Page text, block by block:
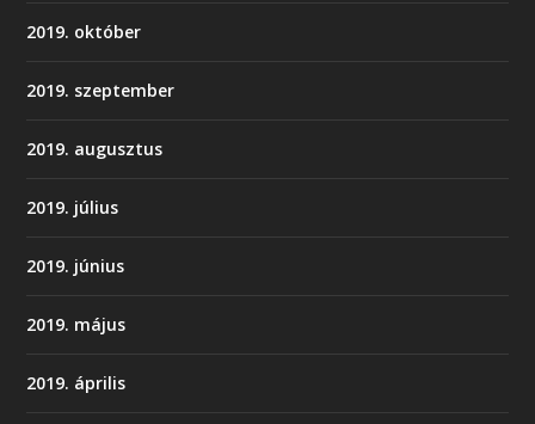
2019. október
2019. szeptember
2019. augusztus
2019. július
2019. június
2019. május
2019. április